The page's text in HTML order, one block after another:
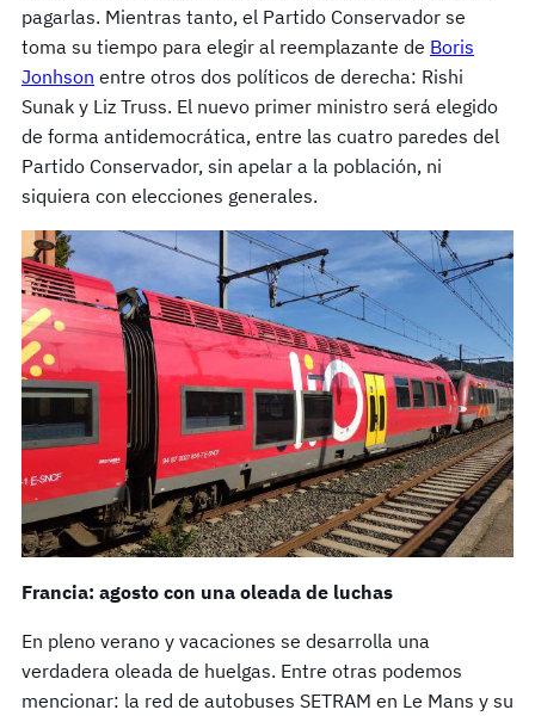
pagarlas. Mientras tanto, el Partido Conservador se
toma su tiempo para elegir al reemplazante de Boris
Jonhson entre otros dos políticos de derecha: Rishi
Sunak y Liz Truss. El nuevo primer ministro será elegido
de forma antidemocrática, entre las cuatro paredes del
Partido Conservador, sin apelar a la población, ni
siquiera con elecciones generales.
Francia: agosto con una oleada de luchas
En pleno verano y vacaciones se desarrolla una
verdadera oleada de huelgas. Entre otras podemos
mencionar: la red de autobuses SETRAM en Le Mans y su